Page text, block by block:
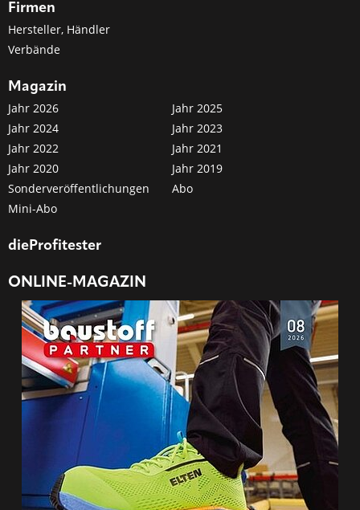
Firmen
Hersteller, Händler
Verbände
Magazin
Jahr 2026
Jahr 2025
Jahr 2024
Jahr 2023
Jahr 2022
Jahr 2021
Jahr 2020
Jahr 2019
Sonderveröffentlichungen
Abo
Mini-Abo
dieProfitester
ONLINE-MAGAZIN